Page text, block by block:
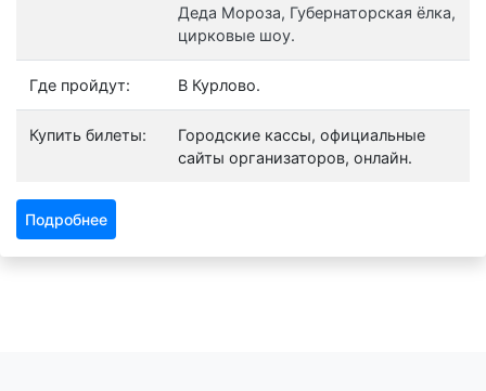
Деда Мороза, Губернаторская ёлка,
цирковые шоу.
Где пройдут: В Курлово.
Купить билеты:
Городские кассы, официальные
сайты организаторов, онлайн.
Подробнее